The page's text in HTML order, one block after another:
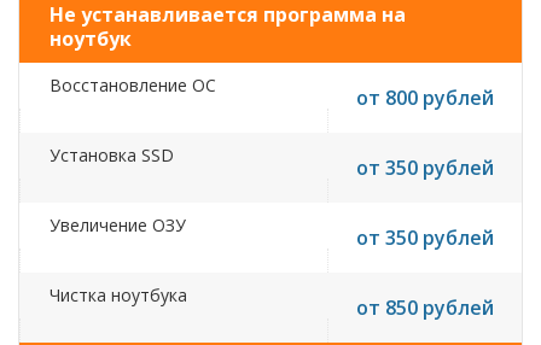
Не устанавливается программа на
ноутбук
Восстановление ОС от 800 рублей
Установка SSD от 350 рублей
Увеличение ОЗУ от 350 рублей
Чистка ноутбука от 850 рублей